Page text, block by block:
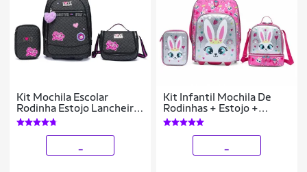
Kit Mochila Escolar
Rodinha Estojo Lancheira
Divertida
Kit Infantil Mochila De
Rodinhas + Estojo +
Lancheira Menina 2 litros